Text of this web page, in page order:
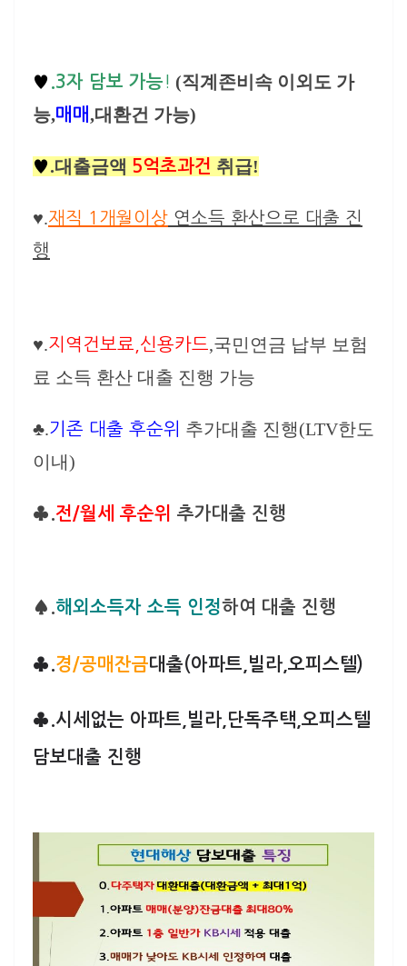
♥ .3자 담보 가능 ! (직계존비속 이외도 가
능,매매 ,대환건 가능)
♥ .대출금액 5억초과건 취급!
♥.재직 1개월이상 연소득 환산으로 대출 진
행
♥.지역건보료,신용카드,국민연금 납부 보험
료 소득 환산 대출 진행 가능
♣.기존 대출 후순위 추가대출 진행(LTV한도
이내)
♣. 전/월세 후순위 추가대출 진행
♠. 해외소득자 소득 인정하여 대출 진행
♣. 경/공매잔금대출(아파트,빌라,오피스텔)
♣.시세없는 아파트,빌라,단독주택,오피스텔
담보대출 진행